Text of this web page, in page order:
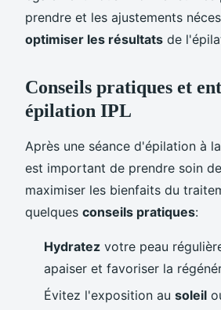
prendre et les ajustements
optimiser les résultats de
Conseils pratiques et
épilation IPL
Après une séance d'épilation à
est important de prendre soin
maximiser les bienfaits du
quelques conseils pratiques:
Hydratez votre peau
apaiser et favoriser la
Évitez l'exposition au soleil